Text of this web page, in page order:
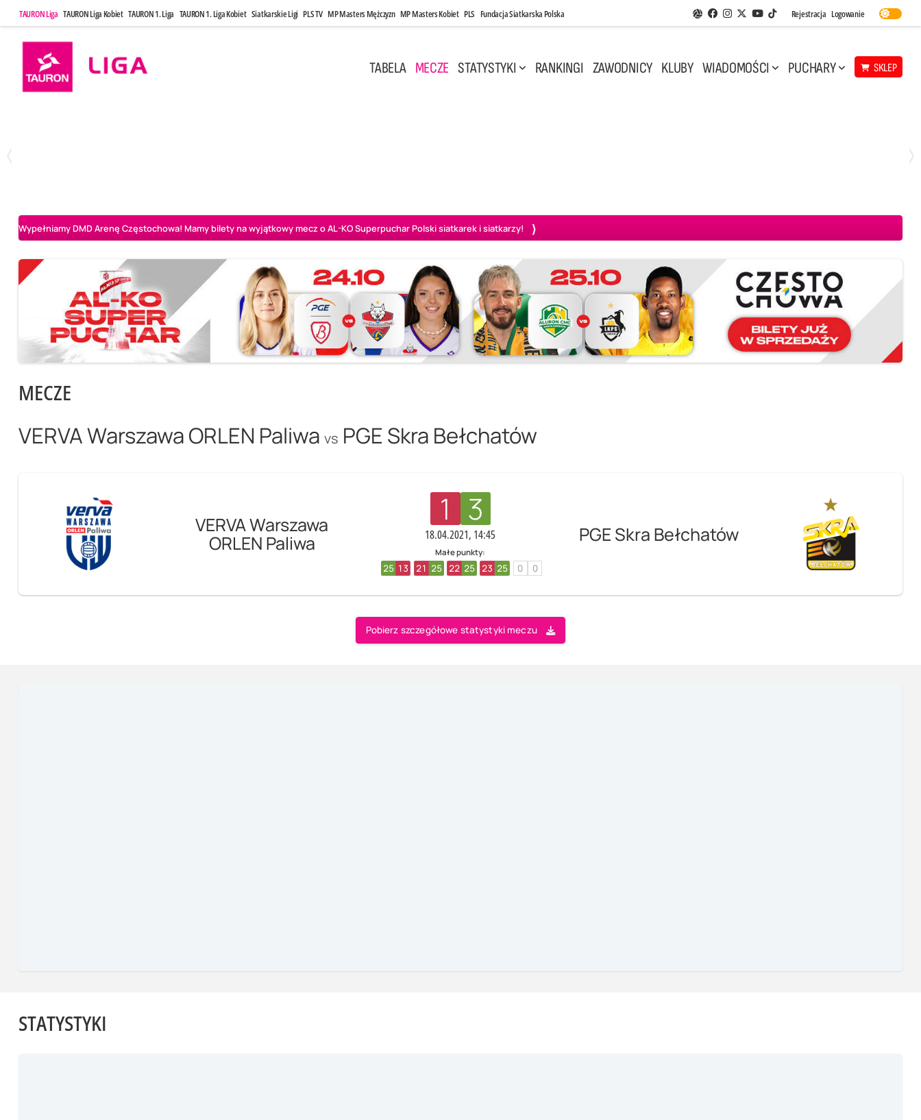
TAURON Liga TAURON Liga Kobiet TAURON 1. Liga TAURON 1. Liga Kobiet Siatkarskie Ligi PLS TV MP Masters Mężczyzn MP Masters Kobiet PLS Fundacja Siatkarska Polska Aplikacja Siatkarskie Ligi
Facebook
Instagram
Twitter
Youtube
TikTok
Rejestracja Logowanie
TABELA MECZE STATYSTYKI RANKINGI ZAWODNICY KLUBY WIADOMOŚCI PUCHARY SKLEP
Wypełniamy DMD Arenę Częstochowa! Mamy bilety na wyjątkowy mecz o AL-KO Superpuchar Polski siatkarek i siatkarzy!
MECZE
VERVA Warszawa ORLEN Paliwa vs PGE Skra Bełchatów
VERVA Warszawa
ORLEN Paliwa
1 3
18.04.2021, 14:45
Małe punkty:
25 13 21 25 22 25 23 25 0 0
PGE Skra Bełchatów
Pobierz szczegółowe statystyki meczu
STATYSTYKI